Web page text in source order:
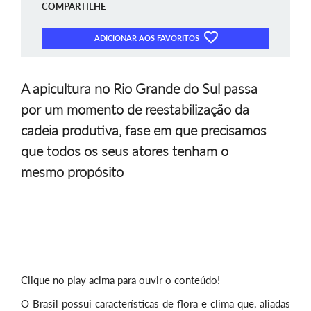
COMPARTILHE
ADICIONAR AOS FAVORITOS
A apicultura no Rio Grande do Sul passa
por um momento de reestabilização da
cadeia produtiva, fase em que precisamos
que todos os seus atores tenham o
mesmo propósito
Clique no play acima para ouvir o conteúdo!
O Brasil possui características de flora e clima que, aliadas